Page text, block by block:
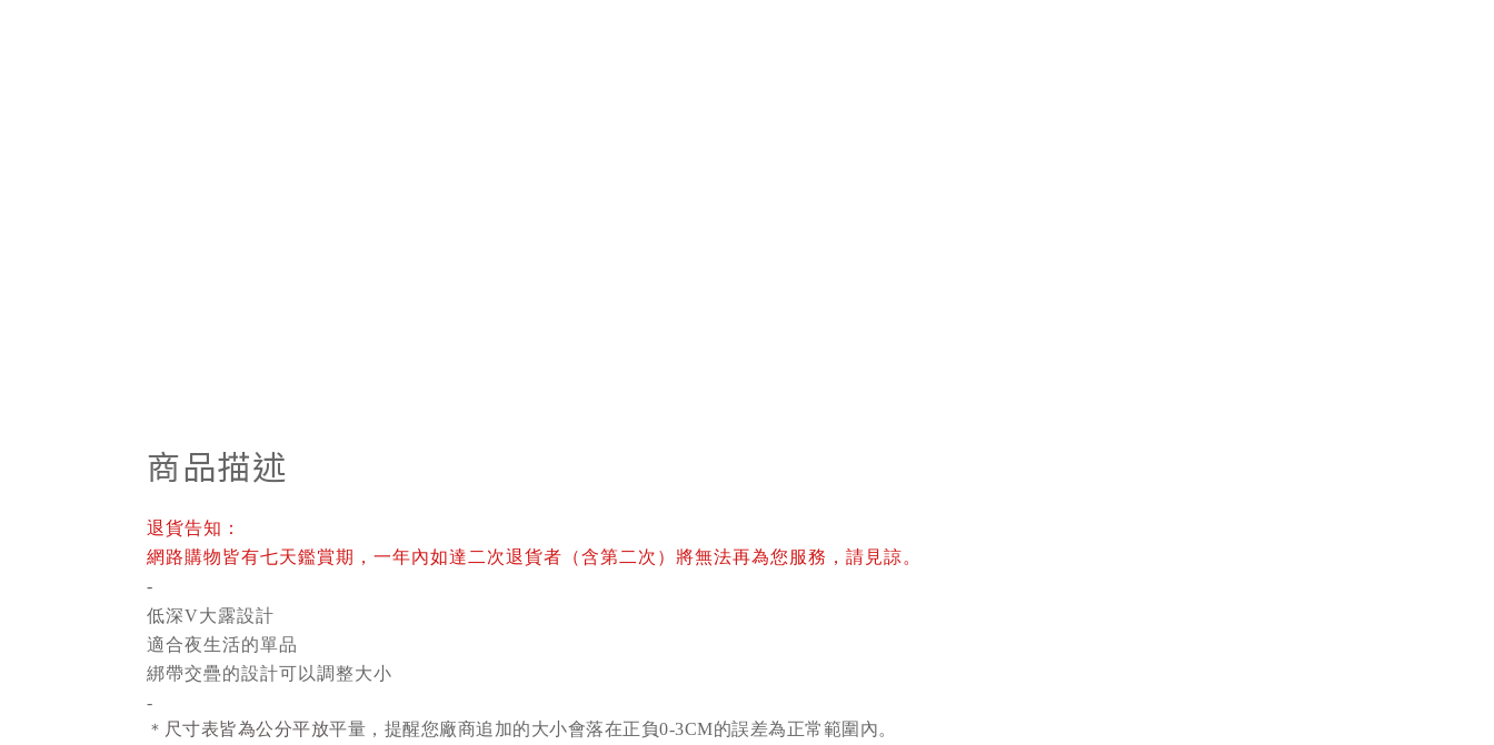
商品描述
退貨告知：
網路購物皆有七天鑑賞期，一年內如達二次退貨者（含第二次）將無法再為您服務，請見諒。
-
低深V大露設計
適合夜生活的單品
綁帶交疊的設計可以調整大小
-
＊ 尺寸表皆為公分平放平量 ，提醒您廠商追加的大小會落在正負0-3CM的誤差為正常範圍內。